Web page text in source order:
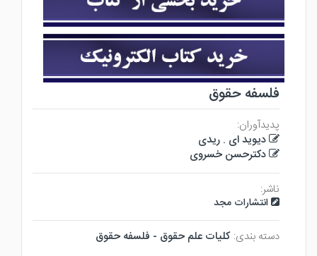
فلسفه حقوق
پدیدآوران:
دیوید ای . ریدی
دکترحسن خسروی
ناشر:
انتشارات مجد
دسته بندی: كليات علم حقوق - فلسفه حقوق